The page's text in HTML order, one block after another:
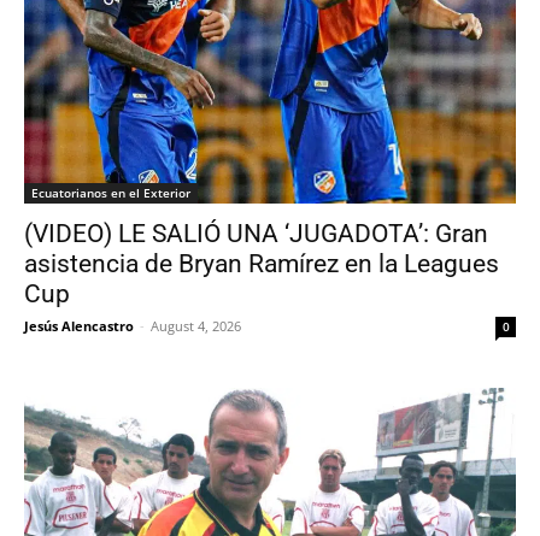
Ecuatorianos en el Exterior
(VIDEO) LE SALIÓ UNA ‘JUGADOTA’: Gran
asistencia de Bryan Ramírez en la Leagues
Cup
Jesús Alencastro - August 4, 2026 0